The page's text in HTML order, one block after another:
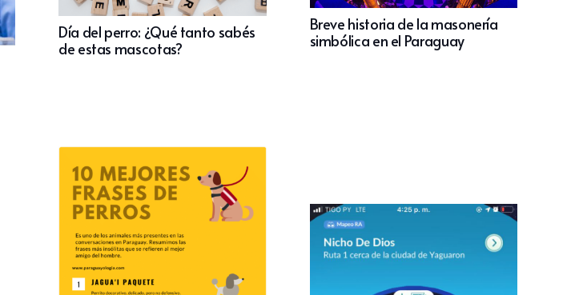
Día del perro: ¿Qué tanto sabés
de estas mascotas?
Breve historia de la masonería
simbólica en el Paraguay